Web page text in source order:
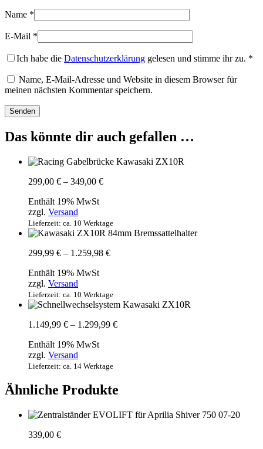
Name *
E-Mail *
Ich habe die Datenschutzerklärung gelesen und stimme ihr zu. *
Name, E-Mail-Adresse und Website in diesem Browser für
meinen nächsten Kommentar speichern.
Das könnte dir auch gefallen …
299,00 € – 349,00 €Preisspanne:
Enthält 19% MwSt
zzgl. Versand
Lieferzeit: ca. 10 Werktage
299,99 € – 1.259,98 €Preisspanne:
Enthält 19% MwSt
zzgl. Versand
Lieferzeit: ca. 10 Werktage
1.149,99 € – 1.299,99 €Preisspanne:
Enthält 19% MwSt
zzgl. Versand
Lieferzeit: ca. 14 Werktage
Ähnliche Produkte
339,00 €